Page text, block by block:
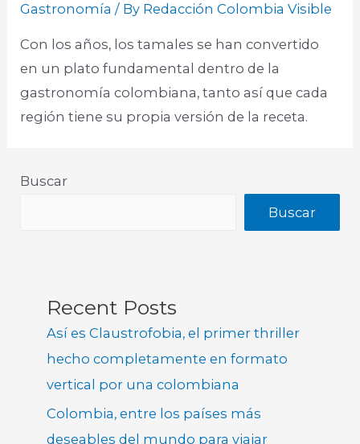
Gastronomía / By Redacción Colombia Visible
Con los años, los tamales se han convertido
en un plato fundamental dentro de la
gastronomía colombiana, tanto así que cada
región tiene su propia versión de la receta.
Buscar
Buscar
Recent Posts
Así es Claustrofobia, el primer thriller
hecho completamente en formato
vertical por una colombiana
Colombia, entre los países más
deseables del mundo para viajar